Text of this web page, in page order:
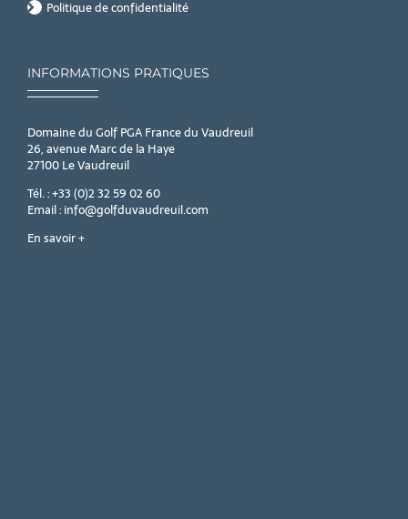
Politique de confidentialité
INFORMATIONS PRATIQUES
Domaine du Golf PGA France du Vaudreuil
26, avenue Marc de la Haye
27100 Le Vaudreuil
Tél. : +33 (0)2 32 59 02 60
Email : info@golfduvaudreuil.com
En savoir +